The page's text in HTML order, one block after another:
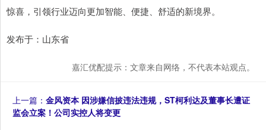
惊喜，引领行业迈向更加智能、便捷、舒适的新境界。
发布于：山东省
嘉汇优配提示：文章来自网络，不代表本站观点。
上一篇： 金风资本 因涉嫌信披违法违规，ST柯利达及董事长遭证
监会立案！公司实控人将变更